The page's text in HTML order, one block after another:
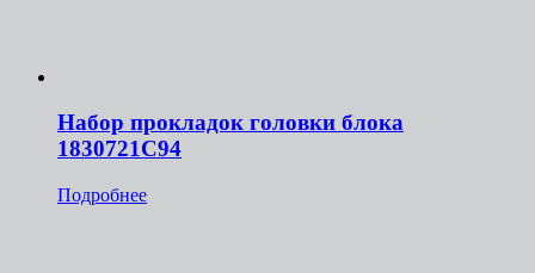
Набор прокладок головки блока
1830721С94
Подробнее